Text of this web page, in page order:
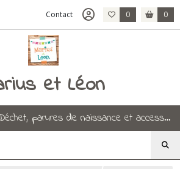
Contact 0 0
et Léon
Articles textiles Zéro Déchet, parures de naissance et accessoires.